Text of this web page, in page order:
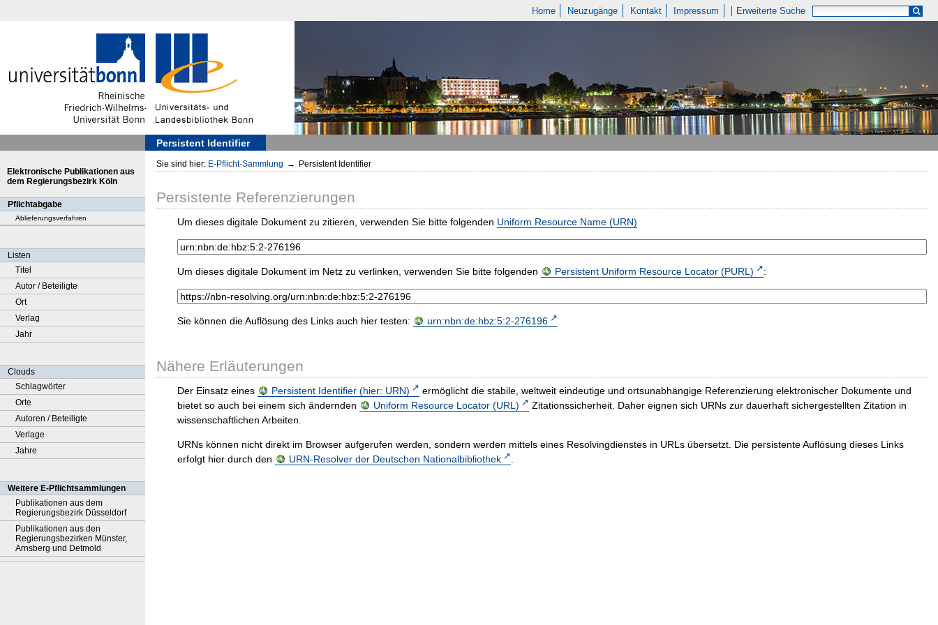
Home Neuzugänge Kontakt Impressum Erweiterte Suche
Persistent Identifier
Elektronische Publikationen aus
dem Regierungsbezirk Köln
Pflichtabgabe
Ablieferungsverfahren
Listen
Titel
Autor / Beteiligte
Ort
Verlag
Jahr
Clouds
Schlagwörter
Orte
Autoren / Beteiligte
Verlage
Jahre
Weitere E-Pflichtsammlungen
Publikationen aus dem
Regierungsbezirk Düsseldorf
Publikationen aus den
Regierungsbezirken Münster,
Arnsberg und Detmold
Sie sind hier: E-Pflicht-Sammlung → Persistent Identifier
Persistente Referenzierungen
Um dieses digitale Dokument zu zitieren, verwenden Sie bitte folgenden Uniform Resource Name (URN)
Um dieses digitale Dokument im Netz zu verlinken, verwenden Sie bitte folgenden Persistent Uniform Resource Locator (PURL) :
Sie können die Auflösung des Links auch hier testen: urn:nbn:de:hbz:5:2-276196
Nähere Erläuterungen
Der Einsatz eines Persistent Identifier (hier: URN)
ermöglicht die stabile, weltweit eindeutige und ortsunabhängige Referenzierung elektronischer Dokumente und
bietet so auch bei einem sich ändernden
Uniform Resource Locator (URL)
Zitationssicherheit. Daher eignen sich URNs zur dauerhaft sichergestellten Zitation in
wissenschaftlichen Arbeiten.
URNs können nicht direkt im Browser aufgerufen werden, sondern werden mittels eines Resolvingdienstes in URLs übersetzt. Die persistente Auflösung dieses Links
erfolgt hier durch den
URN-Resolver der Deutschen Nationalbibliothek .